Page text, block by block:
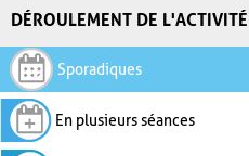
DÉROULEMENT DE L'ACTIVITÉ
Sporadiques
En plusieurs séances